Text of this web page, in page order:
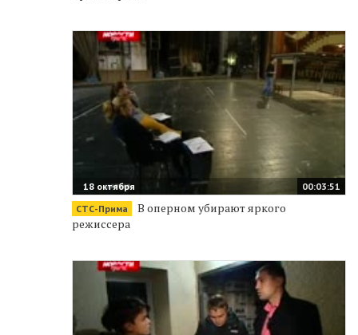
00:03:51
18 октября
СТС-Прима
В оперном убирают яркого
режиссера